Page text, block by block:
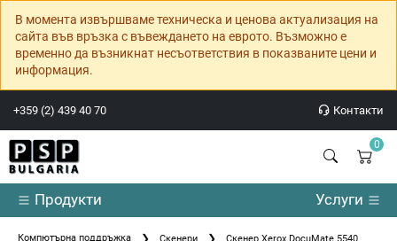
В момента извършваме техническа и ценова актуализация на
сайта във връзка с въвеждането на еврото. Възможно е
временно да възникнат несъответствия в показваните цени и
информация.
+359 (2) 439 40 70 Контакти
0
Продукти Услуги
Компютърна поддръжка